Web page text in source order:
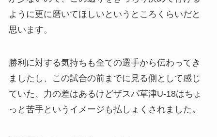
ように更に磨いてほしいというところくらいだと
思います。
勝利に対する気持ちも全ての選手から伝わってき
ましたし、この試合の前までに見る側として感じ
ていた、力の差はあるけどザスパ草津U-18はちょ
っと苦手というイメージも払しょくされました。